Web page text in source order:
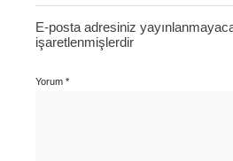
E-posta adresiniz
işaretlenmişlerdir
Yorum *